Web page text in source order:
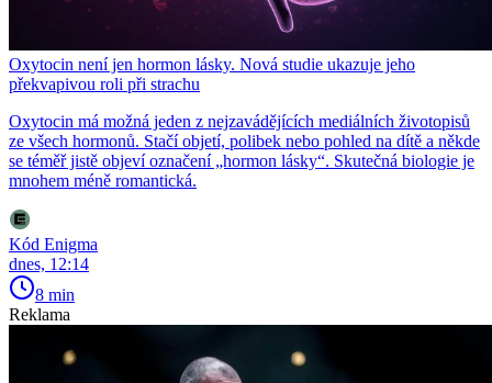
Oxytocin není jen hormon lásky. Nová studie ukazuje jeho
překvapivou roli při strachu
Oxytocin má možná jeden z nejzavádějících mediálních životopisů
ze všech hormonů. Stačí objetí, polibek nebo pohled na dítě a někde
se téměř jistě objeví označení „hormon lásky“. Skutečná biologie je
mnohem méně romantická.
Kód Enigma
dnes, 12:14
8 min
Reklama